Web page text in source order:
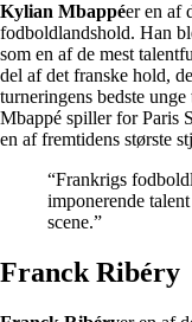
Kylian Mbappéer en af
fodboldlandshold. Han
som en af de mest
del af det franske hold,
turneringens bedste
Mbappé spiller for Paris
en af fremtidens største
“Frankrigs
imponerende
scene.”
Franck Ribéry